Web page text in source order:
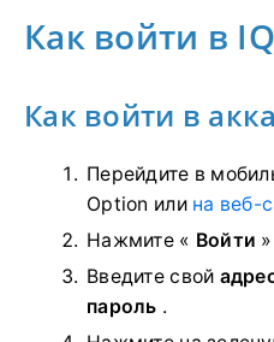
Как войти в
Как войти в
Перейдите в
Option или на веб-
Нажмите « Войти
Введите свой
пароль .